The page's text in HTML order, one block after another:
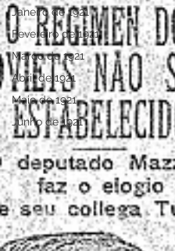
Janeiro de 1921
Fevereiro de 1921
Março de 1921
Abril de 1921
Maio de 1921
Junho de 1921